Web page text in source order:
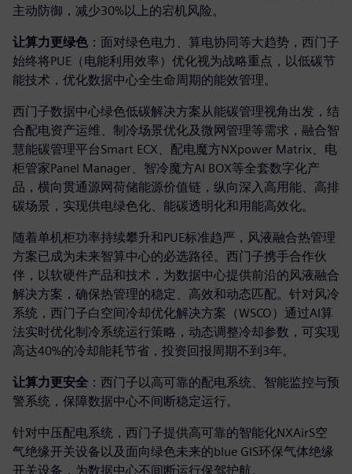
主动防御，减少30%以上的宕机风险。
让算力更绿色 ：面对绿色电力、算电协同等大趋势，西门子
始终将PUE（电能利用效率）优化视为战略重点，以低碳节
能技术，优化数据中心全生命周期的能效管理。
西门子数据中心绿色低碳解决方案从能碳管理视角出发，结
合配电资产运维、制冷场景优化及微网管理等需求，融合智
慧能碳管理平台Smart ECX、配电魔方NXpower Matrix、电
柜管家Panel Manager、智冷魔方AI BOX等全套数字化产
品，横向贯通源网荷储能源价值链，纵向深入高用能、高排
碳场景，实现供电绿色化、能碳透明化和用能高效化。
随着单机柜功率持续攀升和PUE标准趋严，风液融合热管理
方案已成为未来智算中心的必选路径。西门子携手合作伙
伴，以软硬件产品和技术，为数据中心提供前沿的风液融合
解决方案，确保热管理的稳定、高效和动态匹配。针对风冷
系统，西门子白空间冷却优化解决方案（WSCO）通过AI算
法实时优化制冷系统运行策略，动态调整冷却参数，可实现
高达40%的冷却能耗节省，投资回报周期不到3年。
让算力更安全 ：西门子以高可靠的配电系统、智能监控与预
警系统，保障数据中心不间断稳定运行。
针对中压配电系统，西门子提供高可靠的智能化NXAirS空
气绝缘开关设备以及面向绿色未来的blue GIS环保气体绝缘
开关设备，为数据中心不间断运行保驾护航。